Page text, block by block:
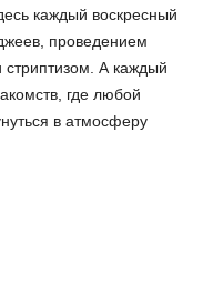
каждый воскресный
проведением
стриптизом. А каждый
где любой
в атмосферу